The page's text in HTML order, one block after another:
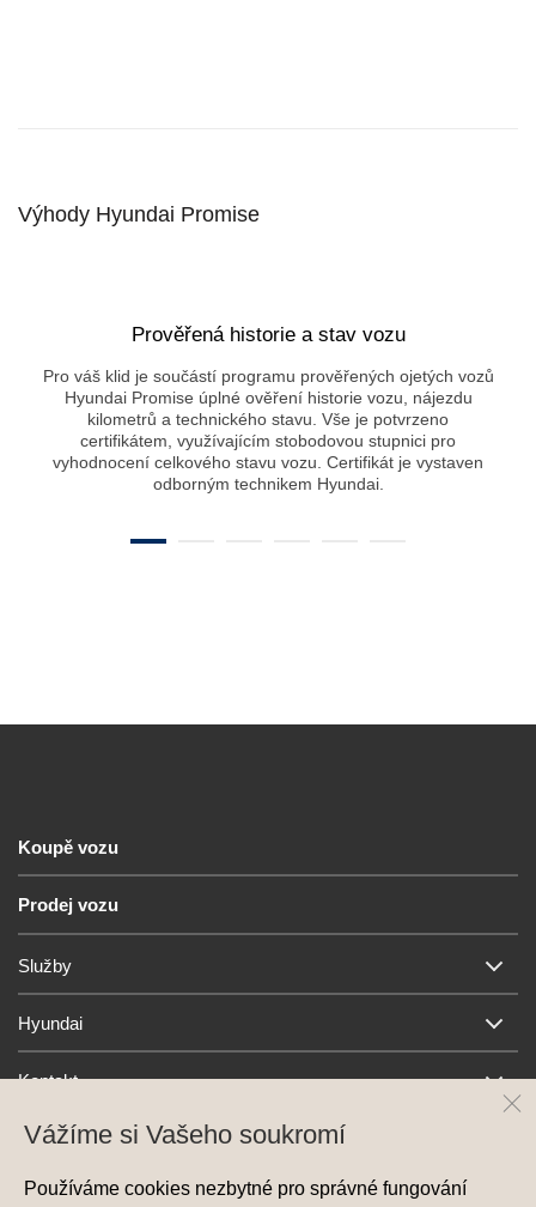
Výhody Hyundai Promise
Prověřená historie a stav vozu
Pro váš klid je součástí programu prověřených ojetých vozů
Hyundai Promise úplné ověření historie vozu, nájezdu
kilometrů a technického stavu. Vše je potvrzeno
certifikátem, využívajícím stobodovou stupnici pro
vyhodnocení celkového stavu vozu. Certifikát je vystaven
odborným technikem Hyundai.
Koupě vozu
Prodej vozu
Služby
Hyundai
Kontakt
Vážíme si Vašeho soukromí
Používáme cookies nezbytné pro správné fungování